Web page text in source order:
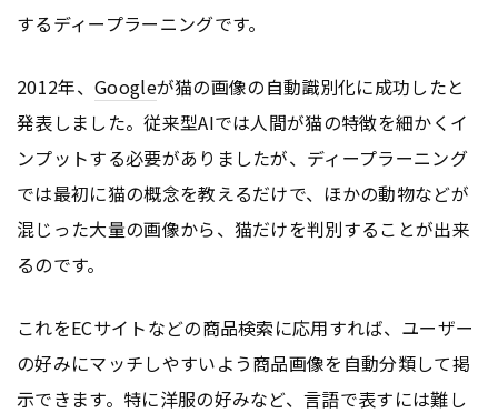
するディープラーニングです。
2012年、 Googleが猫の画像の自動識別化に成功したと
発表しました。従来型AIでは人間が猫の特徴を細かくイ
ンプットする必要がありましたが、ディープラーニング
では最初に猫の概念を教えるだけで、ほかの動物などが
混じった大量の画像から、猫だけを判別することが出来
るのです。
これをECサイトなどの商品検索に応用すれば、ユーザー
の好みにマッチしやすいよう商品画像を自動分類して掲
示できます。特に洋服の好みなど、言語で表すには難し